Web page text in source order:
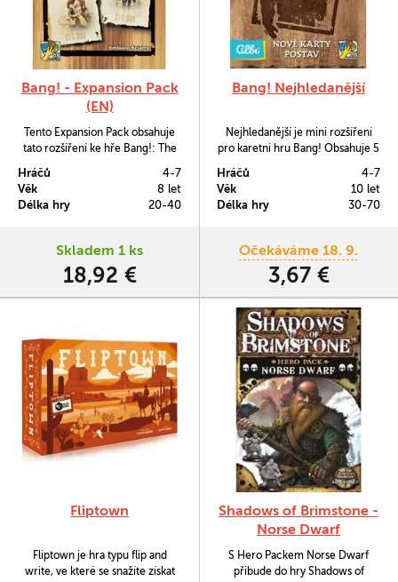
Bang! - Expansion Pack
(EN)
Tento Expansion Pack obsahuje
tato rozšíření ke hře Bang!: The
stínů), Wild West Show (Divoký
západ), High Noon a A Fistful of
Hráčů
4-7
Věk
8 let
Délka hry
20-40
Skladem 1 ks
18,92 €
Bang! Nejhledanější
Nejhledanější je mini rozšíření
pro karetní hru Bang! Obsahuje 5
součástí plného Dynamite Boxu.
V balení jsou i 4 prázdné karty k
dotvoření (2 herní karty a 2 karty
Hráčů
4-7
Věk
10 let
Délka hry
30-70
Očekáváme 18. 9.
3,67 €
Fliptown
Fliptown je hra typu flip and
write, ve které se snažíte získat
Shadows of Brimstone -
Norse Dwarf
S Hero Packem Norse Dwarf
přibude do hry Shadows of